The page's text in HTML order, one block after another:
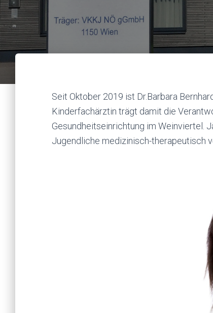
Seit Oktober 2019 ist Dr.Barbara
Kinderfachärztin trägt damit die
Gesundheitseinrichtung im Weinviertel.
Jugendliche medizinisch-therapeutisch